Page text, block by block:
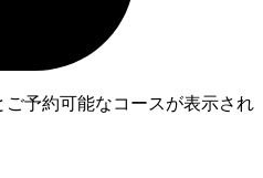
ご予約可能なコースが表示され